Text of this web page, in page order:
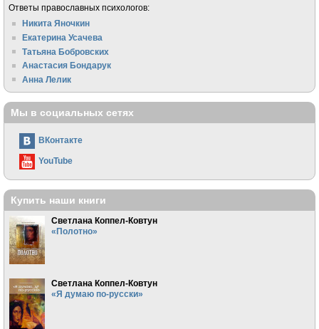
Ответы православных психологов:
Никита Яночкин
Екатерина Усачева
Татьяна Бобровских
Анастасия Бондарук
Анна Лелик
Мы в социальных сетях
ВКонтакте
YouTube
Купить наши книги
Светлана Коппел-Ковтун
«Полотно»
Светлана Коппел-Ковтун
«Я думаю по-русски»